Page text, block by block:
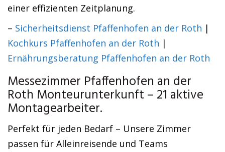
einer effizienten Zeitplanung.
– Sicherheitsdienst Pfaffenhofen an der Roth |
Kochkurs Pfaffenhofen an der Roth |
Ernährungsberatung Pfaffenhofen an der Roth
Messezimmer Pfaffenhofen an der
Roth Monteurunterkunft – 21 aktive
Montagearbeiter.
Perfekt für jeden Bedarf – Unsere Zimmer
passen für Alleinreisende und Teams